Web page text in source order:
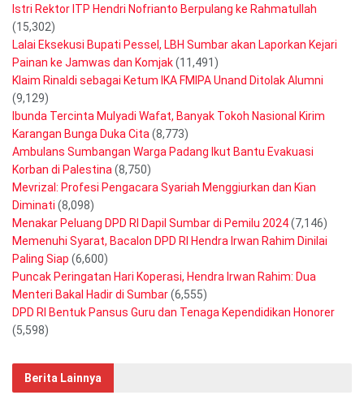
Istri Rektor ITP Hendri Nofrianto Berpulang ke Rahmatullah
(15,302)
Lalai Eksekusi Bupati Pessel, LBH Sumbar akan Laporkan Kejari
Painan ke Jamwas dan Komjak(11,491)
Klaim Rinaldi sebagai Ketum IKA FMIPA Unand Ditolak Alumni
(9,129)
Ibunda Tercinta Mulyadi Wafat, Banyak Tokoh Nasional Kirim
Karangan Bunga Duka Cita (8,773)
Ambulans Sumbangan Warga Padang Ikut Bantu Evakuasi
Korban di Palestina (8,750)
Mevrizal: Profesi Pengacara Syariah Menggiurkan dan Kian
Diminati (8,098)
Menakar Peluang DPD RI Dapil Sumbar di Pemilu 2024(7,146)
Memenuhi Syarat, Bacalon DPD RI Hendra Irwan Rahim Dinilai
Paling Siap (6,600)
Puncak Peringatan Hari Koperasi, Hendra Irwan Rahim: Dua
Menteri Bakal Hadir di Sumbar(6,555)
DPD RI Bentuk Pansus Guru dan Tenaga Kependidikan Honorer
(5,598)
Berita Lainnya